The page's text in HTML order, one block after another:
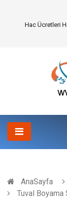
Öneri
AnaSayfa
Tuval Boyama